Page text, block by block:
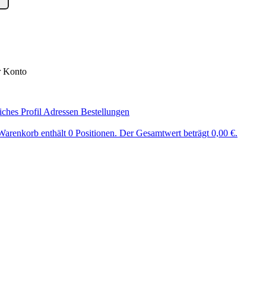
Konto
Profil Adressen Bestellungen
enthält 0 Positionen. Der Gesamtwert beträgt 0,00 €.